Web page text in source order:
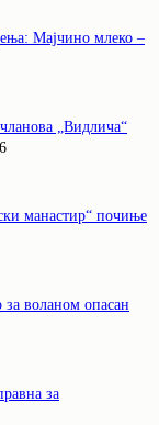
Мајчино млеко –
„Видлича“
манастир“ почиње
воланом опасан
за